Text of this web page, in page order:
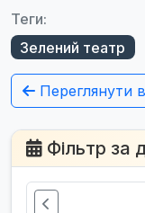
Теги:
Зелений театр
Переглянути
Фільтр за